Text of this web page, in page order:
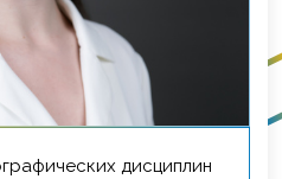
дисциплин